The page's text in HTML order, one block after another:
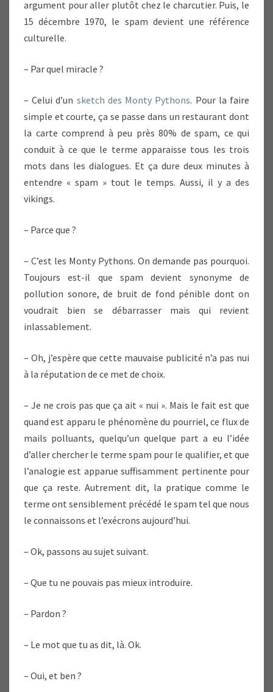
argument pour aller plutôt chez le charcutier. Puis, le
15 décembre 1970, le spam devient une référence
culturelle.
– Par quel miracle ?
– Celui d’un sketch des Monty Pythons. Pour la faire
simple et courte, ça se passe dans un restaurant dont
la carte comprend à peu près 80% de spam, ce qui
conduit à ce que le terme apparaisse tous les trois
mots dans les dialogues. Et ça dure deux minutes à
entendre « spam » tout le temps. Aussi, il y a des
vikings.
– Parce que ?
– C’est les Monty Pythons. On demande pas pourquoi.
Toujours est-il que spam devient synonyme de
pollution sonore, de bruit de fond pénible dont on
voudrait bien se débarrasser mais qui revient
inlassablement.
– Oh, j’espère que cette mauvaise publicité n’a pas nui
à la réputation de ce met de choix.
– Je ne crois pas que ça ait « nui ». Mais le fait est que
quand est apparu le phénomène du pourriel, ce flux de
mails polluants, quelqu’un quelque part a eu l’idée
d’aller chercher le terme spam pour le qualifier, et que
l’analogie est apparue suffisamment pertinente pour
que ça reste. Autrement dit, la pratique comme le
terme ont sensiblement précédé le spam tel que nous
le connaissons et l’exécrons aujourd’hui.
– Ok, passons au sujet suivant.
– Que tu ne pouvais pas mieux introduire.
– Pardon ?
– Le mot que tu as dit, là. Ok.
– Oui, et ben ?